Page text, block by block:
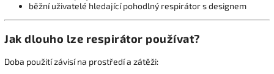
běžní uživatelé hledající pohodlný respirátor s designem
Jak dlouho lze respirátor používat?
Doba použití závisí na prostředí a zátěži: